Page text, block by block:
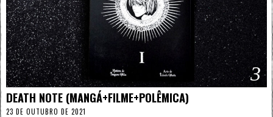
3
DEATH NOTE (MANGÁ+FILME+POLÊMICA)
23 DE OUTUBRO DE 2021